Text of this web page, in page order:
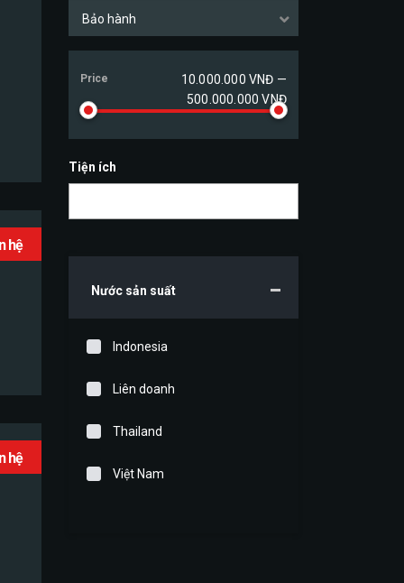
Bảo hành
Price
10.000.000 VNĐ —
500.000.000 VNĐ
Tiện ích
Nước sản suất
Indonesia
Liên doanh
Thailand
Việt Nam
hệ
hệ